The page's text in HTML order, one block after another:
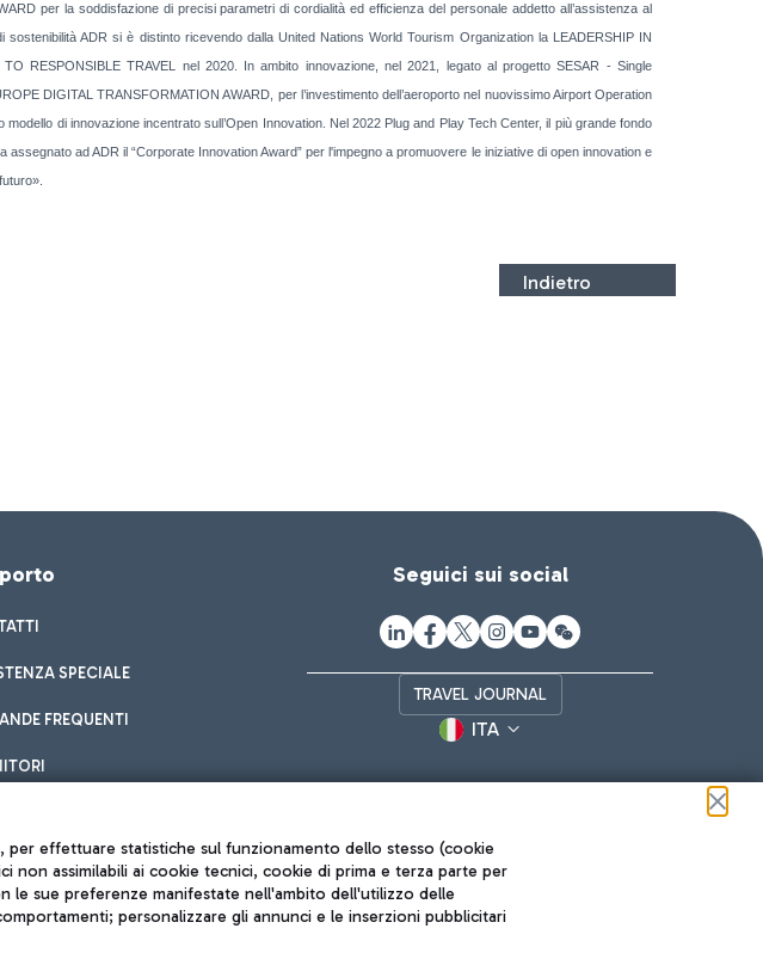
per la soddisfazione di precisi parametri di cordialità ed efficienza del personale addetto all’assistenza al
sostenibilità ADR si è distinto ricevendo dalla United Nations World Tourism Organization la LEADERSHIP IN
TO RESPONSIBLE TRAVEL nel 2020. In ambito innovazione, nel 2021, legato al progetto SESAR - Single
DIGITAL TRANSFORMATION AWARD, per l’investimento dell’aeroporto nel nuovissimo Airport Operation
modello di innovazione incentrato sull’Open Innovation. Nel 2022 Plug and Play Tech Center, il più grande fondo
assegnato ad ADR il “Corporate Innovation Award” per l'impegno a promuovere le iniziative di open innovation e
Indietro
SPECIALE
FREQUENTI
Seguici sui social
TRAVEL JOURNAL
ITA
effettuare statistiche sul funzionamento dello stesso (cookie
non assimilabili ai cookie tecnici, cookie di prima e terza parte per
le sue preferenze manifestate nell'ambito dell'utilizzo delle
personalizzare gli annunci e le inserzioni pubblicitari